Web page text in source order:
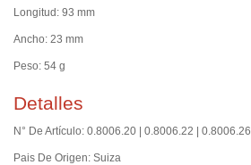
Longitud: 93 mm
Ancho: 23 mm
Peso: 54 g
Detalles
N° De Artículo: 0.8006.20 | 0.8006.22 | 0.8006.26
Pais De Origen: Suiza